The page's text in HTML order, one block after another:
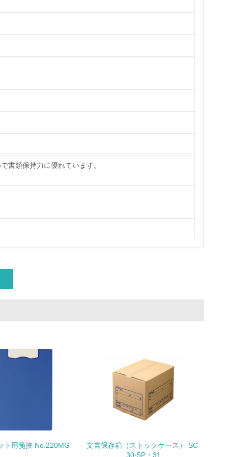
減の取り組みを行っている
ている
ル目標や計画を立てている
書類保持力に優れています。
ト用箋挟 No.220MG
文書保存箱（ストックケース） SC-
30-5P・31